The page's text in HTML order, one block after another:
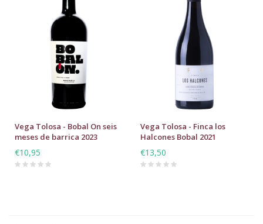
Vega Tolosa - Bobal On seis
meses de barrica 2023
€10,95
Vega Tolosa - Finca los
Halcones Bobal 2021
€13,50